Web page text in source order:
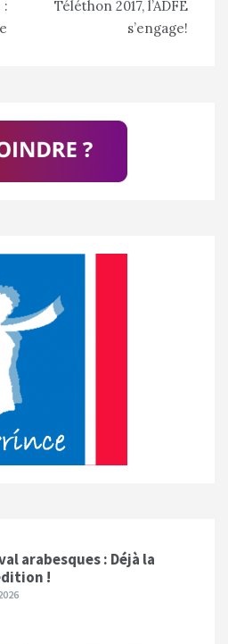
:
Téléthon 2017, l’ADFE
s’engage!
arabesques : Déjà la
!